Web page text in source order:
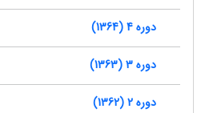
دوره 4 (1364)
دوره 3 (1363)
دوره 2 (1362)